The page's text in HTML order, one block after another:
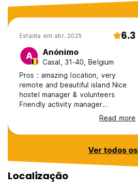
Estadia em abr. 2025 6.3
A Anónimo
Casal, 31-40, Belgium
Pros : amazing location, very
remote and beautiful island Nice
hostel manager & volunteers
Friendly activity manager
organising stuff with guests Cons :
expensive and blend food
Expensive transport to get there
Expensive for the quality of the
overall facilities Unfriendly
receptionist (if you don’t speak
Spanish) Overall dirty, with
Read more
Ver todos
Localização